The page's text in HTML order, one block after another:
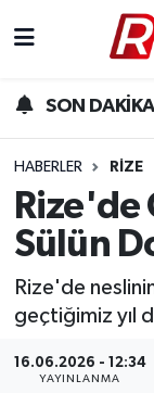
SON DAKİKA
HABERLER RIZE
Rize'de
Sülün
Rize'de
geçtiğimiz yıl
16.06.2026 - 12:34
YAYINLANMA
Gündem
Yurttan
Ekonomi
Teknoloji
Sağlık
Rize Hava
Rize
Süper Lig
Tüm
Son